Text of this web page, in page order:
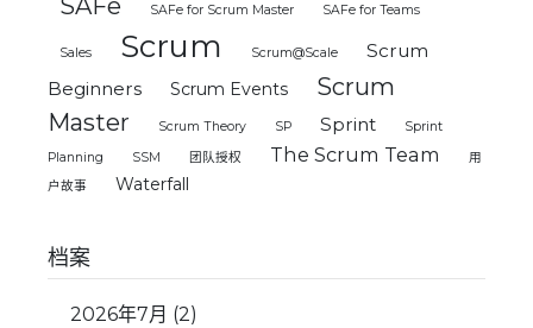
SAFe SAFe for Scrum Master SAFe for Teams
Sales Scrum Scrum@Scale
Scrum
Beginners
Scrum Events
Scrum
Master
Scrum Theory SP Sprint
Sprint
Planning
SSM 团队授权 The Scrum Team
用
户故事
Waterfall
档案
2026年7月 (2)